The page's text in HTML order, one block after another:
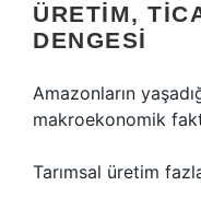
ÜRETIM,
DENGESI
Amazonların
makroekonomik
Tarımsal üretim